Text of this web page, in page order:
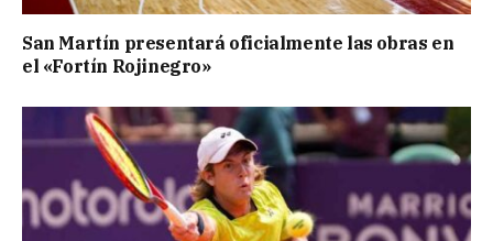
San Martín presentará oficialmente las obras en
el «Fortín Rojinegro»